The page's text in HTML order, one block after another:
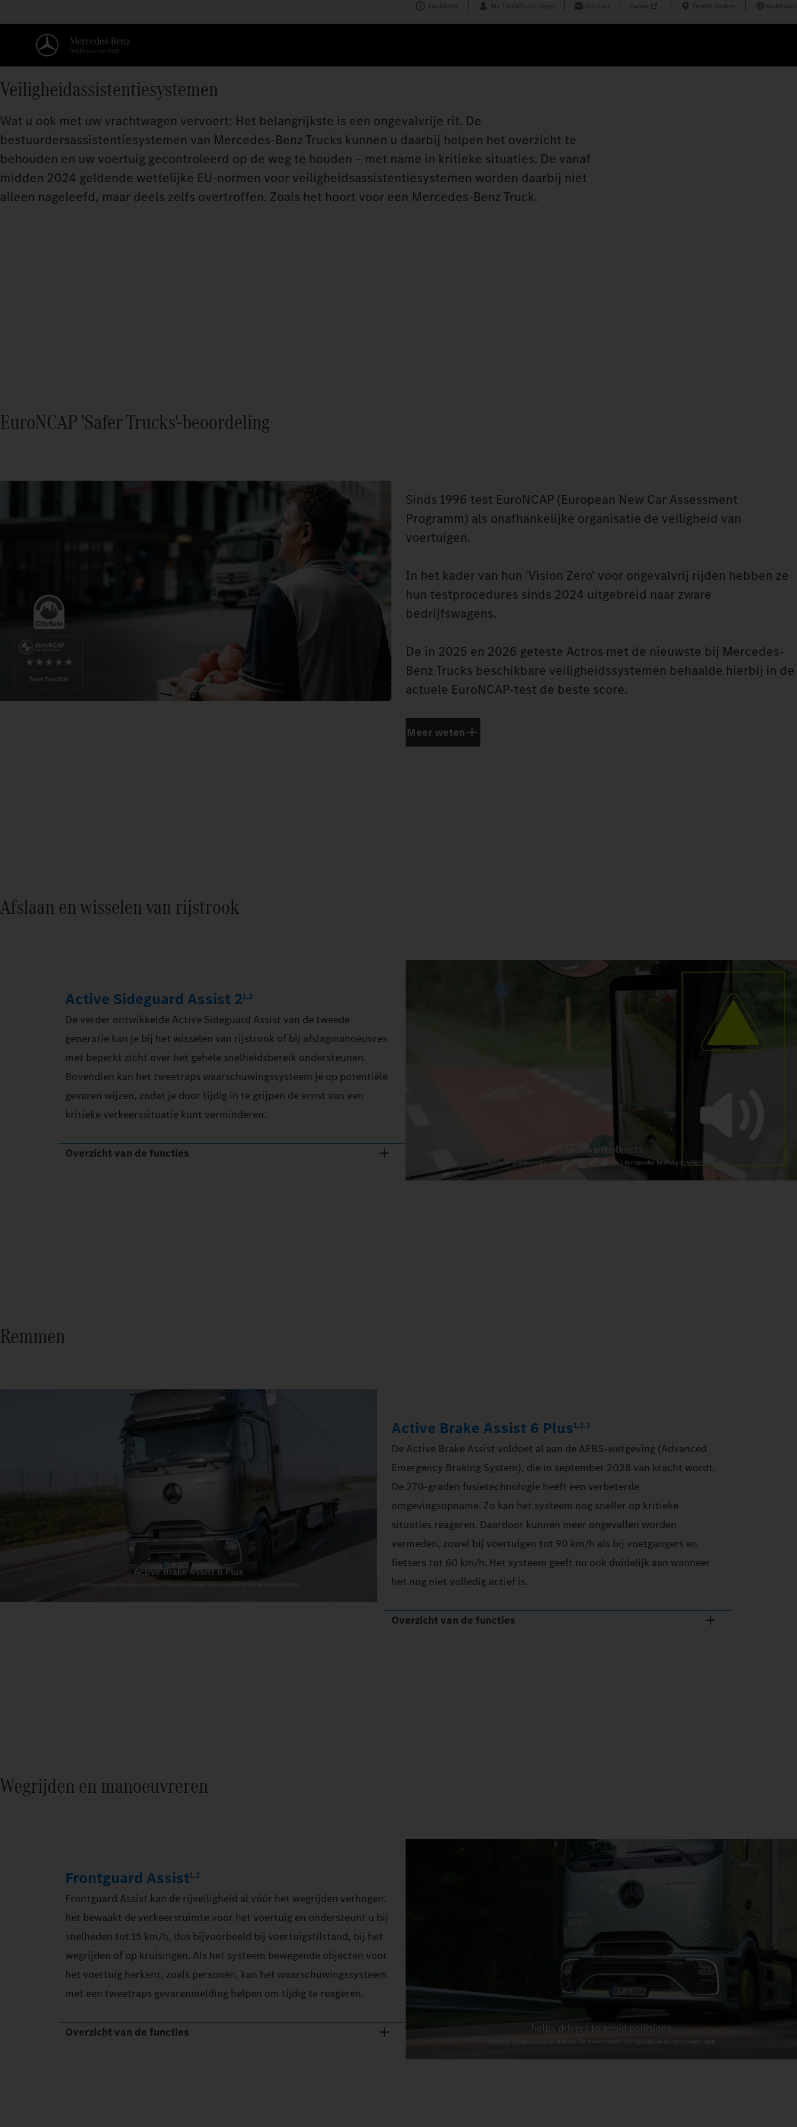
Aanbieder My TruckPoint Login Contact Career Dealer zoeken Nederland
Veiligheidassistentiesystemen
Wat u ook met uw vrachtwagen vervoert: Het belangrijkste is een ongevalvrije rit. De
bestuurdersassistentiesystemen van Mercedes‑Benz Trucks kunnen u daarbij helpen het overzicht te
behouden en uw voertuig gecontroleerd op de weg te houden – met name in kritieke situaties. De vanaf
midden 2024 geldende wettelijke EU-normen voor veiligheidsassistentiesystemen worden daarbij niet
alleen nageleefd, maar deels zelfs overtroffen. Zoals het hoort voor een Mercedes‑Benz Truck.
EuroNCAP 'Safer Trucks'-beoordeling
Sinds 1996 test EuroNCAP (European New Car Assessment
Programm) als onafhankelijke organisatie de veiligheid van
voertuigen.
In het kader van hun 'Vision Zero' voor ongevalvrij rijden hebben ze
hun testprocedures sinds 2024 uitgebreid naar zware
bedrijfswagens.
De in 2025 en 2026 geteste Actros met de nieuwste bij Mercedes-
Benz Trucks beschikbare veiligheidssystemen behaalde hierbij in de
actuele EuroNCAP-test de beste score.
Meer weten
Afslaan en wisselen van rijstrook
Active Sideguard Assist 21,2
De verder ontwikkelde Active Sideguard Assist van de tweede
generatie kan je bij het wisselen van rijstrook of bij afslagmanoeuvres
met beperkt zicht over het gehele snelheidsbereik ondersteunen.
Bovendien kan het tweetraps waarschuwingssysteem je op potentiële
gevaren wijzen, zodat je door tijdig in te grijpen de ernst van een
kritieke verkeerssituatie kunt verminderen.
Overzicht van de functies
Remmen
Active Brake Assist 6 Plus1,2,3
De Active Brake Assist voldoet al aan de AEBS-wetgeving (Advanced
Emergency Braking System), die in september 2028 van kracht wordt.
De 270‑graden fusietechnologie heeft een verbeterde
omgevingsopname. Zo kan het systeem nog sneller op kritieke
situaties reageren. Daardoor kunnen meer ongevallen worden
vermeden, zowel bij voertuigen tot 90 km/h als bij voetgangers en
fietsers tot 60 km/h. Het systeem geeft nu ook duidelijk aan wanneer
het nog niet volledig actief is.
Overzicht van de functies
Wegrijden en manoeuvreren
Frontguard Assist1,2
Frontguard Assist kan de rijveiligheid al vóór het wegrijden verhogen:
het bewaakt de verkeersruimte voor het voertuig en ondersteunt u bij
snelheden tot 15 km/h, dus bijvoorbeeld bij voertuigstilstand, bij het
wegrijden of op kruisingen. Als het systeem bewegende objecten voor
het voertuig herkent, zoals personen, kan het waarschuwingssysteem
met een tweetraps gevarenmelding helpen om tijdig te reageren.
Overzicht van de functies